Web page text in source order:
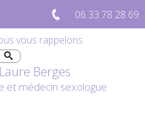
06 33 78 28 69
vous rappelons
Berges
et médecin sexologue